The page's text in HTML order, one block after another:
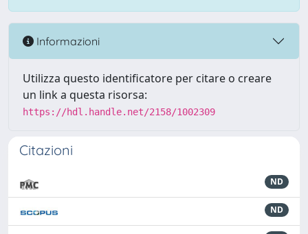
Informazioni
Utilizza questo identificatore per citare o creare
un link a questa risorsa:
https://hdl.handle.net/2158/1002309
Citazioni
ND
ND